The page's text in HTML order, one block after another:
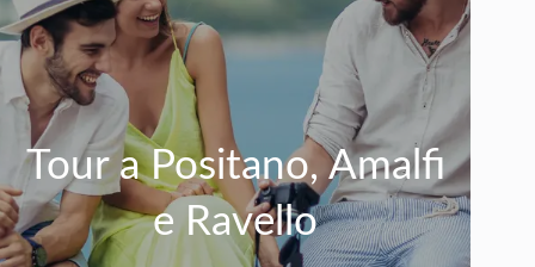
Tour a Positano, Amalfi
e Ravello